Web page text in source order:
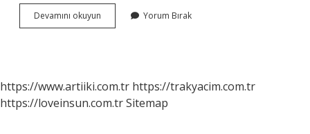
Devamını okuyun
Yükselen
Eder
Yorum Bırak
https://www.artiiki.com.tr https://trakyacim.com.tr
https://loveinsun.com.trSitemap